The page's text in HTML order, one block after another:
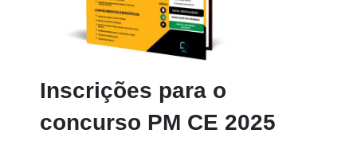
Inscrições para o
concurso PM CE 2025